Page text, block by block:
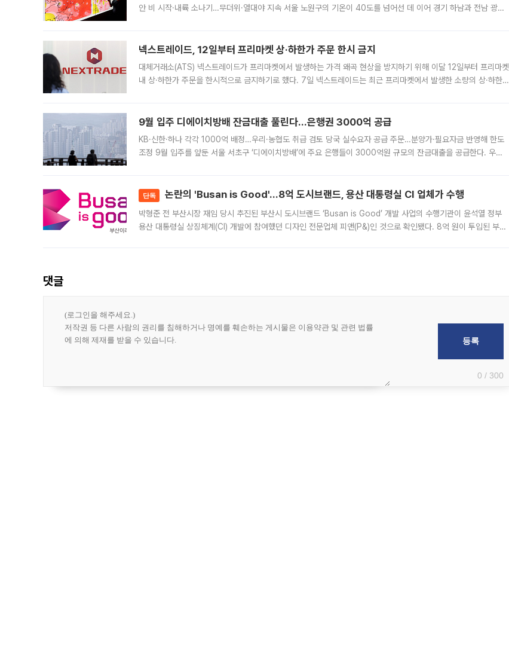
안 비 시작·내륙 소나기…무더위·열대야 지속 서울 노원구의 기온이 40도를 넘어선 데 이어 경기 하남과 전남 광양
넥스트레이드, 12일부터 프리마켓 상·하한가 주문 한시 금지
대체거래소(ATS) 넥스트레이드가 프리마켓에서 발생하는 가격 왜곡 현상을 방지하기 위해 이달 12일부터 프리마켓
내 상·하한가 주문을 한시적으로 금지하기로 했다. 7일 넥스트레이드는 최근 프리마켓에서 발생한 소량의 상·하한
9월 입주 디에이치방배 잔금대출 풀린다…은행권 3000억 공급
KB·신한·하나 각각 1000억 배정…우리·농협도 취급 검토 당국 실수요자 공급 주문…분양가·필요자금 반영해 한도
조정 9월 입주를 앞둔 서울 서초구 ‘디에이치방배’에 주요 은행들이 3000억원 규모의 잔금대출을 공급한다. 우리
단독 논란의 'Busan is Good'…8억 도시브랜드, 용산 대통령실 CI 업체가 수행
박형준 전 부산시장 재임 당시 추진된 부산시 도시브랜드 ‘Busan is Good’ 개발 사업의 수행기관이 윤석열 정부
용산 대통령실 상징체계(CI) 개발에 참여했던 디자인 전문업체 피앤(P&)인 것으로 확인됐다. 8억 원이 투입된 부산
댓글
0 / 300